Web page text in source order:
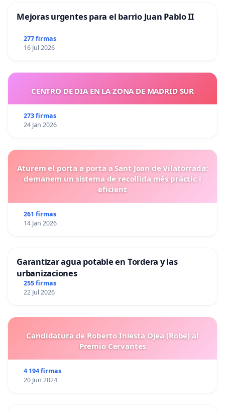
Mejoras urgentes para el barrio Juan Pablo II
277 firmas
16 Jul 2026
CENTRO DE DIA EN LA ZONA DE MADRID SUR
273 firmas
24 Jan 2026
Aturem el porta a porta a Sant Joan de Vilatorrada:
demanem un sistema de recollida més pràctic i
eficient
261 firmas
14 Jan 2026
Garantizar agua potable en Tordera y las
urbanizaciones
255 firmas
22 Jul 2026
Candidatura de Roberto Iniesta Ojea (Robe) al
Premio Cervantes
4 194 firmas
20 Jun 2024